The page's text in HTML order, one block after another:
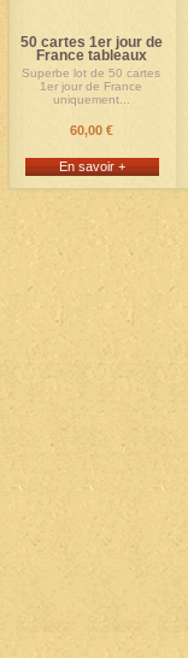
50 cartes 1er jour de
France tableaux
Superbe lot de 50 cartes
1er jour de France
uniquement...
60,00 €
En savoir +